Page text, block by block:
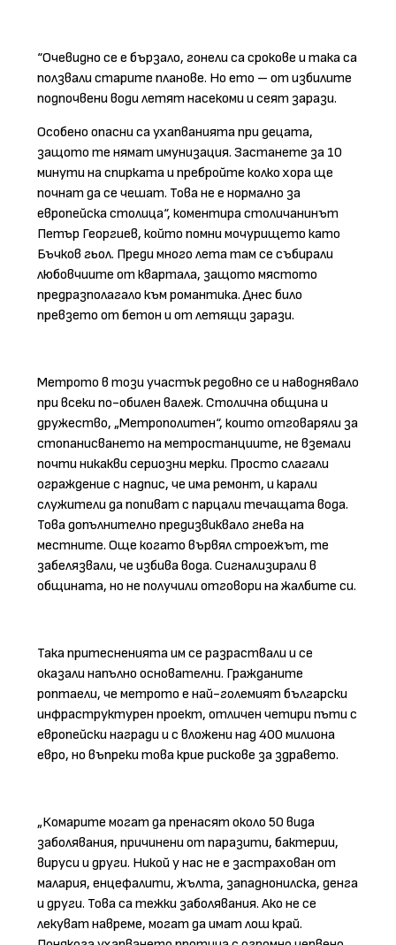
“Очевидно се е бързало, гонели са срокове и така са
ползвали старите планове. Но ето – от избилите
подпочвени води летят насекоми и сеят зарази.
Особено опасни са ухапванията при децата,
защото те нямат имунизация. Застанете за 10
минути на спирката и пребройте колко хора ще
почнат да се чешат. Това не е нормално за
европейска столица“, коментира столичанинът
Петър Георгиев, който помни мочурището като
Бъчков гьол. Преди много лета там се събирали
любовчиите от квартала, защото мястото
предразполагало към романтика. Днес било
превзето от бетон и от летящи зарази.
Метрото в този участък редовно се и наводнявало
при всеки по-обилен валеж. Столична община и
дружество, „Метрополитен“, които отговаряли за
стопанисването на метростанциите, не вземали
почти никакви сериозни мерки. Просто слагали
ограждение с надпис, че има ремонт, и карали
служители да попиват с парцали течащата вода.
Това допълнително предизвиквало гнева на
местните. Още когато вървял строежът, те
забелязвали, че избива вода. Сигнализирали в
общината, но не получили отговори на жалбите си.
Така притесненията им се разраствали и се
оказали напълно основателни. Гражданите
роптаели, че метрото е най-големият български
инфраструктурен проект, отличен четири пъти с
европейски награди и с вложени над 400 милиона
евро, но въпреки това крие рискове за здравето.
„Комарите могат да пренасят около 50 вида
заболявания, причинени от паразити, бактерии,
вируси и други. Никой у нас не е застрахован от
малария, енцефалити, жълта, западнонилска, денга
и други. Това са тежки заболявания. Ако не се
лекуват навреме, могат да имат лош край.